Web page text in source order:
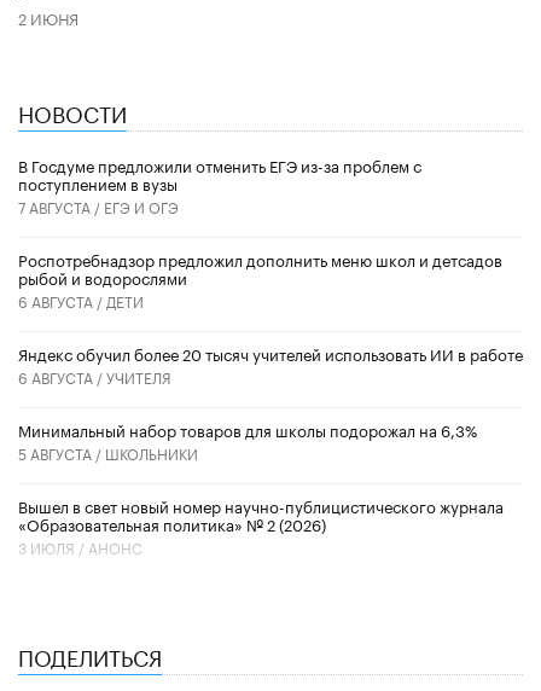
2 ИЮНЯ
НОВОСТИ
В Госдуме предложили отменить ЕГЭ из-за проблем с
поступлением в вузы
7 АВГУСТА / ЕГЭ И ОГЭ
Роспотребнадзор предложил дополнить меню школ и детсадов
рыбой и водорослями
6 АВГУСТА / ДЕТИ
​Яндекс обучил более 20 тысяч учителей использовать ИИ в работе
6 АВГУСТА /УЧИТЕЛЯ
Минимальный набор товаров для школы подорожал на 6,3%
5 АВГУСТА / ШКОЛЬНИКИ
Вышел в свет новый номер научно-публицистического журнала
«Образовательная политика» № 2 (2026)
3 ИЮЛЯ / АНОНС
ПОДЕЛИТЬСЯ